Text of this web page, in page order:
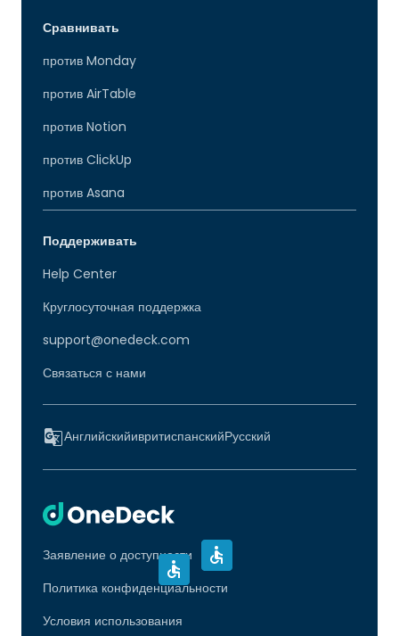
Сравнивать
против Monday
против AirTable
против Notion
против ClickUp
против Asana
Поддерживать
Help Center
Круглосуточная поддержка
support@onedeck.com
Связаться с нами
АнглийскийивритиспанскийРусский
Заявление о доступности
Политика конфиденциальности
Условия использования